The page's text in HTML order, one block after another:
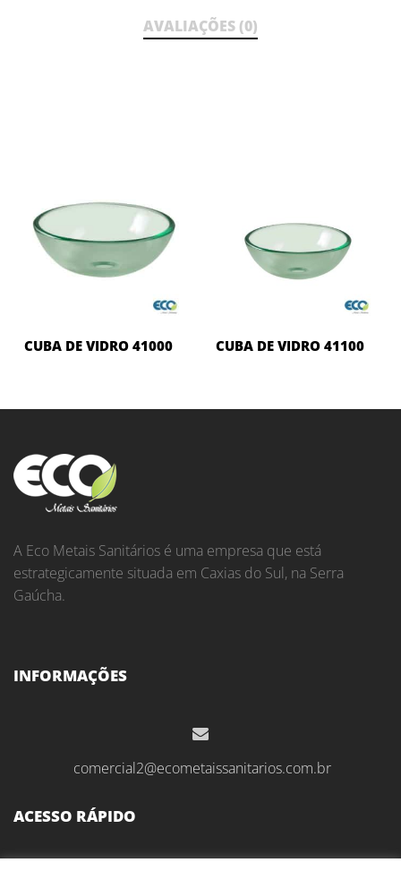
AVALIAÇÕES (0)
CUBA DE VIDRO 41000 CUBA DE VIDRO 41100
A Eco Metais Sanitários é uma empresa que está
estrategicamente situada em Caxias do Sul, na Serra
Gaúcha.
INFORMAÇÕES
comercial2@ecometaissanitarios.com.br
ACESSO RÁPIDO